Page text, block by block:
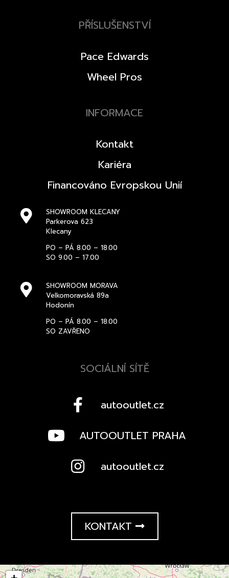
PŘÍSLUŠENSTVÍ
Pace Edwards
Wheel Pros
INFORMACE
Kontakt
Kariéra
Financováno Evropskou Unií
SHOWROOM KLECANY
Parkerova 623
Klecany
PO – PÁ 8.00 – 18.00
SO 9.00 – 17.00
SHOWROOM MORAVA
Velkomoravská 89a
Hodonín
PO – PÁ 8.00 – 18.00
SO ZAVŘENO
SOCIÁLNÍ SÍTĚ
autooutlet.cz
AUTOOUTLET PRAHA
autooutlet.cz
KONTAKT